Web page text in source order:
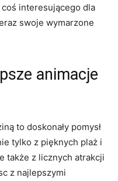
interesującego dla
swoje ⁣wymarzone
animacje
​to doskonały pomysł
tylko z pięknych plaż i
także z licznych ⁣atrakcji
z najlepszymi